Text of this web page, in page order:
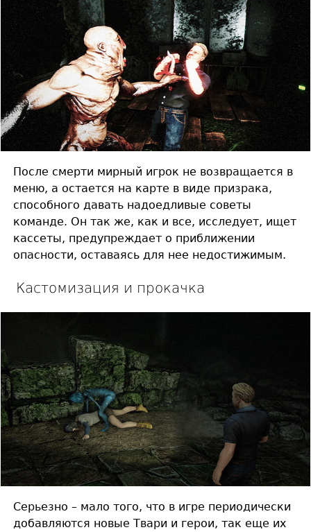
После смерти мирный игрок не возвращается в
меню, а остается на карте в виде призрака,
способного давать надоедливые советы
команде. Он так же, как и все, исследует, ищет
кассеты, предупреждает о приближении
опасности, оставаясь для нее недостижимым.
Кастомизация и прокачка
Серьезно – мало того, что в игре периодически
добавляются новые Твари и герои, так еще их